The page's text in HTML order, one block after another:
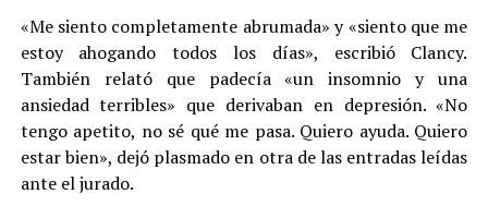
«Me siento completamente abrumada» y «siento que me
estoy ahogando todos los días», escribió Clancy.
También relató que padecía «un insomnio y una
ansiedad terribles» que derivaban en depresión. «No
tengo apetito, no sé qué me pasa. Quiero ayuda. Quiero
estar bien», dejó plasmado en otra de las entradas leídas
ante el jurado.